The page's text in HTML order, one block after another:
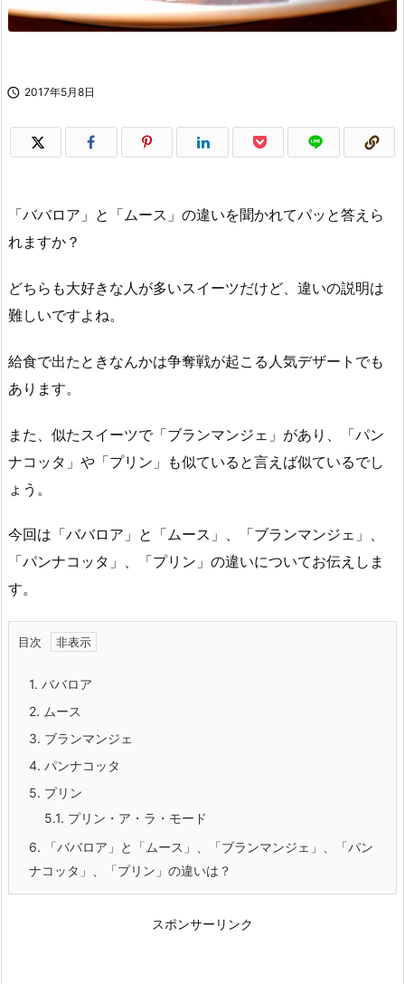
 2017年5月8日
「ババロア」と「ムース」の違いを聞かれてパッと答えら
れますか？
どちらも大好きな人が多いスイーツだけど、違いの説明は
難しいですよね。
給食で出たときなんかは争奪戦が起こる人気デザートでも
あります。
また、似たスイーツで「ブランマンジェ」があり、「パン
ナコッタ」や「プリン」も似ていると言えば似ているでし
ょう。
今回は「ババロア」と「ムース」、「ブランマンジェ」、
「パンナコッタ」、「プリン」の違いについてお伝えしま
す。
目次
1. ババロア
2. ムース
3. ブランマンジェ
4. パンナコッタ
5. プリン
5.1. プリン・ア・ラ・モード
6. 「ババロア」と「ムース」、「ブランマンジェ」、「パン
ナコッタ」、「プリン」の違いは？
スポンサーリンク